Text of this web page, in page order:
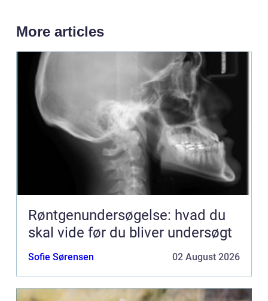
More articles
Røntgenundersøgelse: hvad du
skal vide før du bliver undersøgt
Sofie Sørensen 02 August 2026